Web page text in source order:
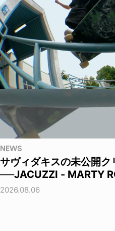
NEWS
サヴィダキスの未公開ク
──JACUZZI - MARTY
2026.08.06